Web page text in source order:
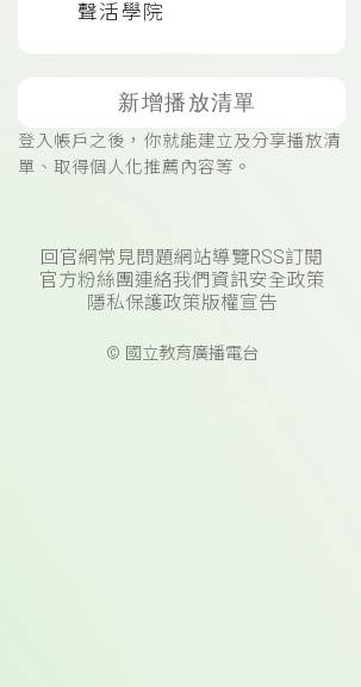
聲活學院
新增播放清單
登入帳戶之後，你就能建立及分享播放清
單、取得個人化推薦內容等。
回官網常見問題網站導覽RSS訂閱
官方粉絲團連絡我們 資訊安全政策
隱私保護政策版權宣告
© 國立教育廣播電台